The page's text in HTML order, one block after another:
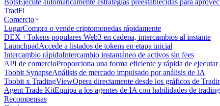
BotsEjecute automáticamente estrategias preestablecidas para
TradFi
Comercio
LugarCompra o vende criptomonedas rápidamente
DEX +Tokens populares Web3 en cadena, intercambios al instante
LaunchpadAccede a listados de tokens en etapa inicial
Intercambio rápidoIntercambio instantáneo de activos sin fees
API de comercioProporciona una forma eficiente y rápida de
Toobit SynapseAnálisis de mercado impulsado por análisis de IA
Toobit x TradingViewOpera directamente desde los gráficos de
Agent Trade KitEquipa a los agentes de IA con habilidades de
Recompensas